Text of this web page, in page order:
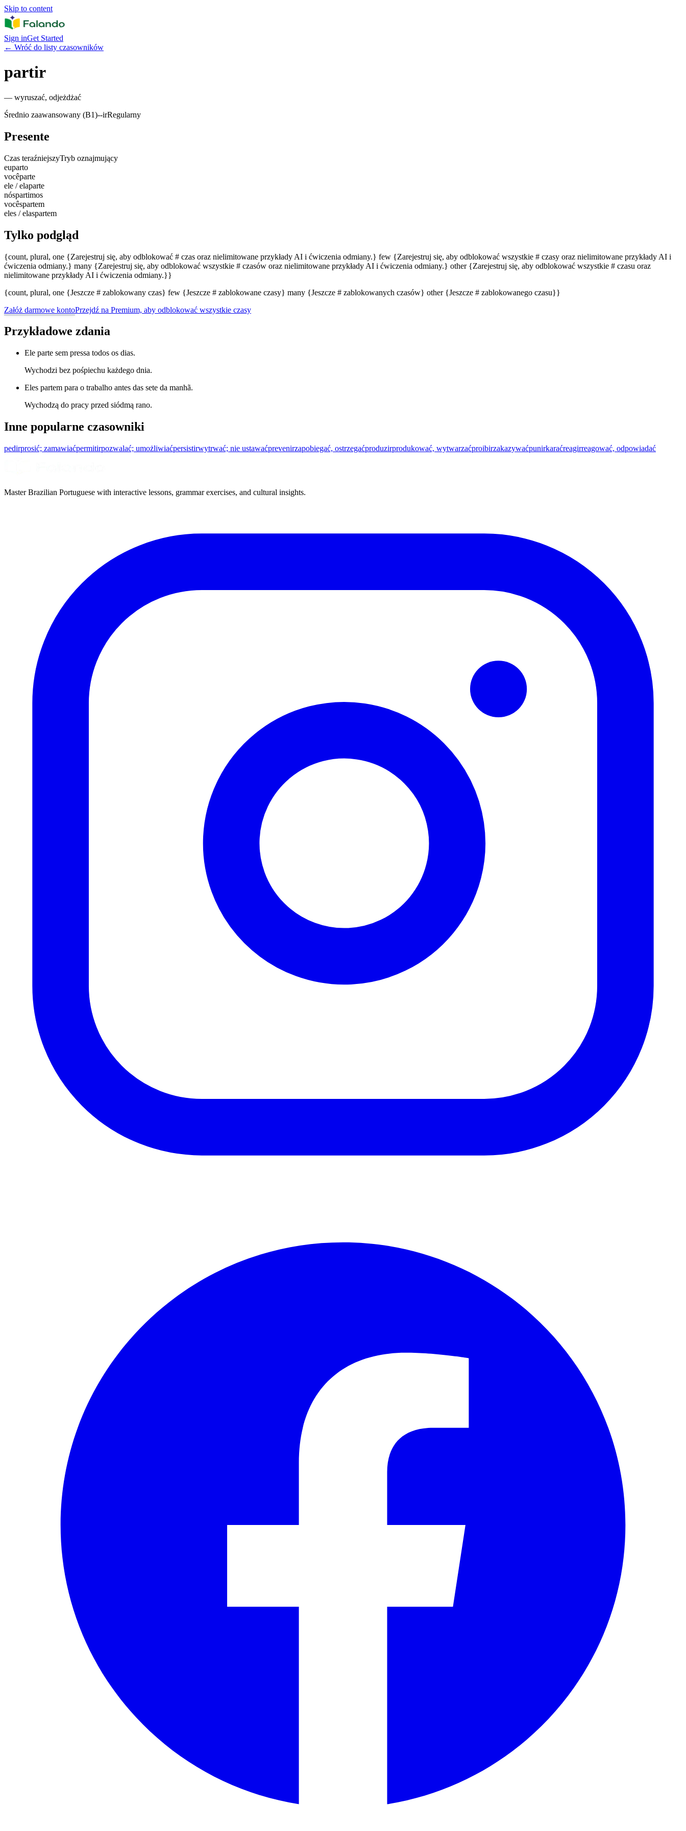
Skip to content
Sign inGet Started
← Wróć do listy czasowników
partir
— wyruszać, odjeżdżać
Średnio zaawansowany (B1)--irRegularny
Presente
Czas teraźniejszyTryb oznajmujący
euparto
vocêparte
ele / elaparte
nóspartimos
vocêspartem
eles / elaspartem
Tylko podgląd
{count, plural, one {Zarejestruj się, aby odblokować # czas oraz nielimitowane przykłady AI i ćwiczenia odmiany.} few {Zarejestruj się, aby odblokować wszystkie # czasy oraz nielimitowane przykłady AI i
ćwiczenia odmiany.} many {Zarejestruj się, aby odblokować wszystkie # czasów oraz nielimitowane przykłady AI i ćwiczenia odmiany.} other {Zarejestruj się, aby odblokować wszystkie # czasu oraz
nielimitowane przykłady AI i ćwiczenia odmiany.}}
{count, plural, one {Jeszcze # zablokowany czas} few {Jeszcze # zablokowane czasy} many {Jeszcze # zablokowanych czasów} other {Jeszcze # zablokowanego czasu}}
Załóż darmowe kontoPrzejdź na Premium, aby odblokować wszystkie czasy
Przykładowe zdania
Ele parte sem pressa todos os dias.
Wychodzi bez pośpiechu każdego dnia.
Eles partem para o trabalho antes das sete da manhã.
Wychodzą do pracy przed siódmą rano.
Inne popularne czasowniki
pedirprosić; zamawiaćpermitirpozwalać; umożliwiaćpersistirwytrwać; nie ustawaćprevenirzapobiegać, ostrzegaćproduzirprodukować, wytwarzaćproibirzakazywaćpunirkaraćreagirreagować, odpowiadać
Master Brazilian Portuguese with interactive lessons, grammar exercises, and cultural insights.